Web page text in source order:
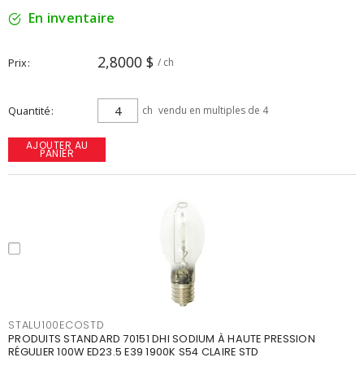
En inventaire
Prix 2,8000 $ / ch
Quantité ch vendu en multiples de 4
AJOUTER AU
PANIER
STALU100ECOSTD
PRODUITS STANDARD 70151 DHI SODIUM À HAUTE PRESSION
RÉGULIER 100W ED23.5 E39 1900K S54 CLAIRE STD